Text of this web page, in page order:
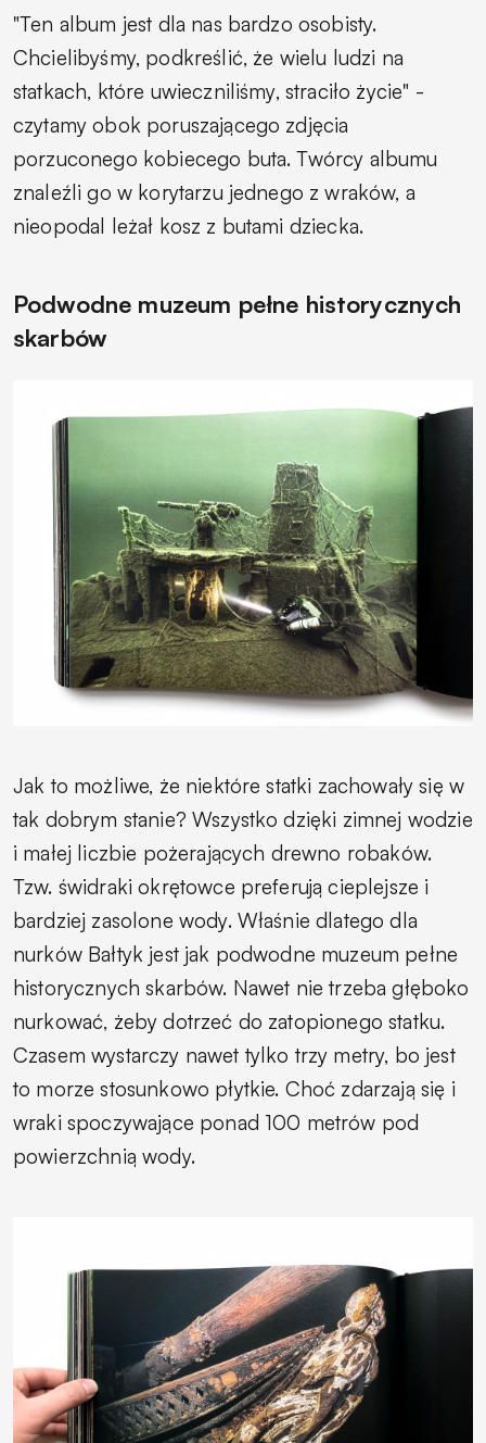
"Ten album jest dla nas bardzo osobisty.
Chcielibyśmy, podkreślić, że wielu ludzi na
statkach, które uwieczniliśmy, straciło życie" -
czytamy obok poruszającego zdjęcia
porzuconego kobiecego buta. Twórcy albumu
znaleźli go w korytarzu jednego z wraków, a
nieopodal leżał kosz z butami dziecka.
Podwodne muzeum pełne historycznych
skarbów
Jak to możliwe, że niektóre statki zachowały się w
tak dobrym stanie? Wszystko dzięki zimnej wodzie
i małej liczbie pożerających drewno robaków.
Tzw. świdraki okrętowce preferują cieplejsze i
bardziej zasolone wody. Właśnie dlatego dla
nurków Bałtyk jest jak podwodne muzeum pełne
historycznych skarbów. Nawet nie trzeba głęboko
nurkować, żeby dotrzeć do zatopionego statku.
Czasem wystarczy nawet tylko trzy metry, bo jest
to morze stosunkowo płytkie. Choć zdarzają się i
wraki spoczywające ponad 100 metrów pod
powierzchnią wody.